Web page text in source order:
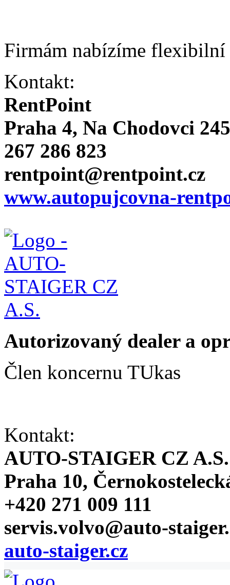
Firmám nabízíme flexibilní
Kontakt:
RentPoint
Praha 4, Na Chodovci
267 286 823
rentpoint@rentpoint.cz
www.autopujcovna-
Autorizovaný dealer a
Člen koncernu TUkas
Kontakt:
AUTO-STAIGER CZ A.S.
Praha 10,
+420 271 009 111
servis.volvo@auto-
auto-staiger.cz